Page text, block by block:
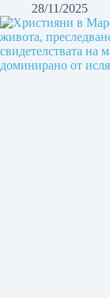
28/11/2025